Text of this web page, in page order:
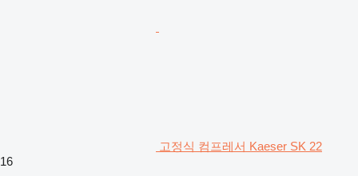
고정식 컴프레서 Kaeser SK 22
16